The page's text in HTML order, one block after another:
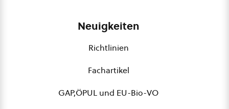
Neuigkeiten
Richtlinien
Fachartikel
GAP,ÖPUL und EU-Bio-VO